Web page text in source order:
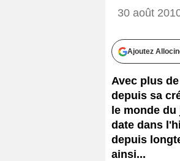
30 août
Ajoutez
Avec plus
depuis sa
le monde
date dans
depuis
ainsi...